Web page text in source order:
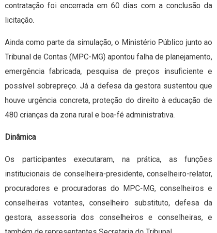
contratação foi encerrada em 60 dias com a conclusão da
licitação.
Ainda como parte da simulação, o Ministério Público junto ao
Tribunal de Contas (MPC-MG) apontou falha de planejamento,
emergência fabricada, pesquisa de preços insuficiente e
possível sobrepreço. Já a defesa da gestora sustentou que
houve urgência concreta, proteção do direito à educação de
480 crianças da zona rural e boa-fé administrativa.
Dinâmica
Os participantes executaram, na prática, as funções
institucionais de conselheira-presidente, conselheiro-relator,
procuradores e procuradoras do MPC-MG, conselheiros e
conselheiras votantes, conselheiro substituto, defesa da
gestora, assessoria dos conselheiros e conselheiras, e